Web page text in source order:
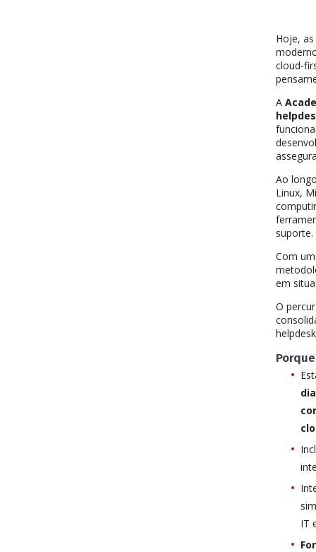
Hoje,
cloud-
A
Ao
Linux,
suporte.
Com
em
O
IT